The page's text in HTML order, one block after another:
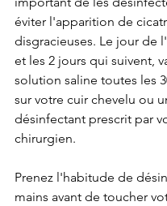
éviter l'apparition de
disgracieuses. Le jour de
et les 2 jours qui suivent,
solution saline toutes les
sur votre cuir chevelu ou
désinfectant prescrit par
chirurgien.
Prenez l'habitude de
mains avant de toucher